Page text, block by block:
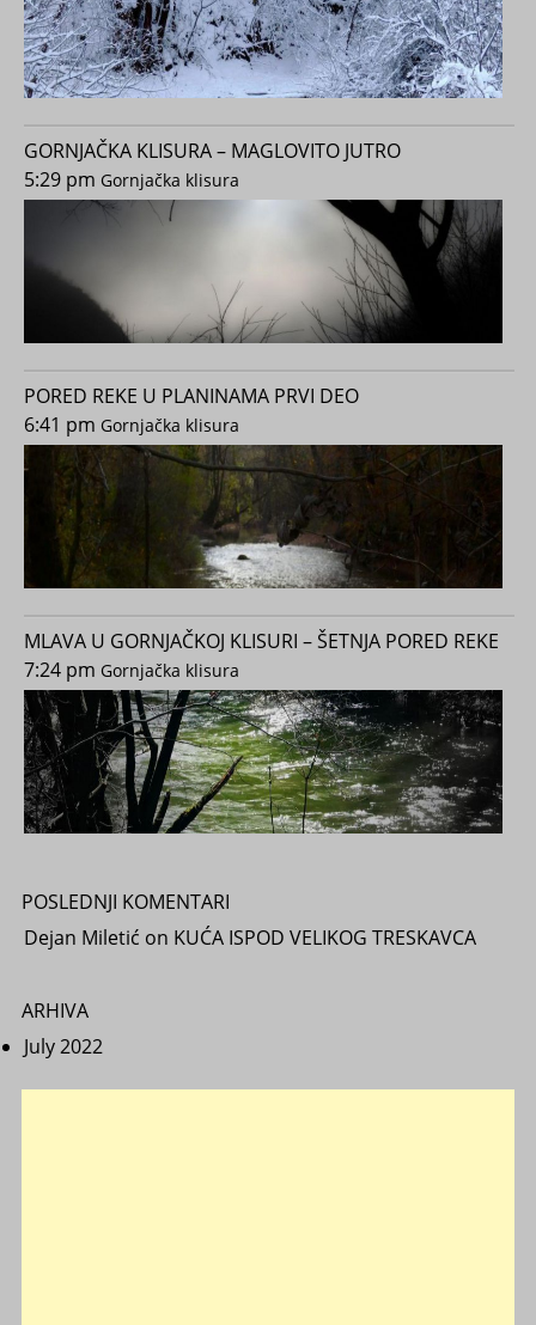
GORNJAČKA KLISURA – MAGLOVITO JUTRO
5:29 pm Gornjačka klisura
PORED REKE U PLANINAMA PRVI DEO
6:41 pm Gornjačka klisura
MLAVA U GORNJAČKOJ KLISURI – ŠETNJA PORED REKE
7:24 pm Gornjačka klisura
POSLEDNJI KOMENTARI
Dejan Miletić on KUĆA ISPOD VELIKOG TRESKAVCA
ARHIVA
July 2022